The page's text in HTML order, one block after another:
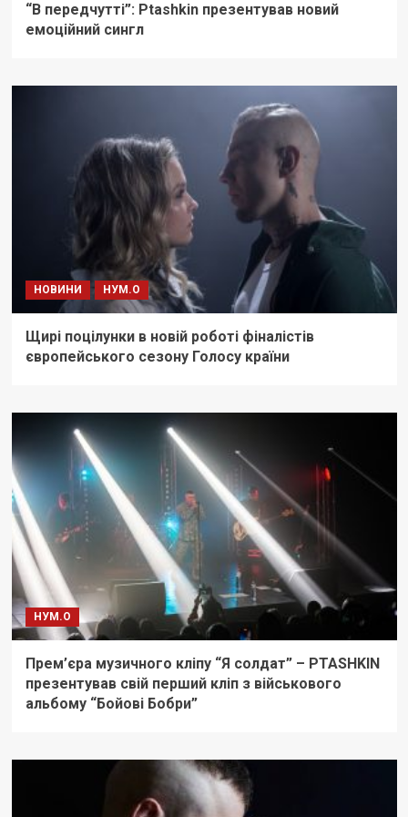
“В передчутті”: Ptashkin презентував новий
емоційний сингл
НОВИНИ НУМ.О
Щирі поцілунки в новій роботі фіналістів
європейського сезону Голосу країни
НУМ.О
Прем’єра музичного кліпу “Я солдат” – PTASHKIN
презентував свій перший кліп з військового
альбому “Бойові Бобри”